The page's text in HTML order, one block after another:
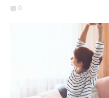
り撃退！壁を使った「簡
0